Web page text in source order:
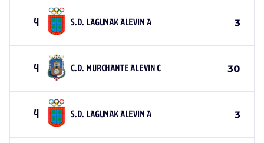
4 S.D. LAGUNAK ALEVIN A 3
4 C.D. MURCHANTE ALEVIN C 30
4 S.D. LAGUNAK ALEVIN A 3